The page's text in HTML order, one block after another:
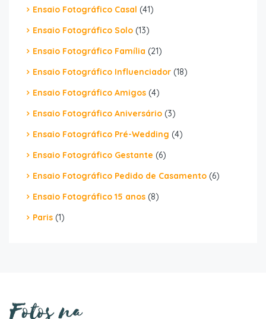
Ensaio Fotográfico Casal (41)
Ensaio Fotográfico Solo (13)
Ensaio Fotográfico Família (21)
Ensaio Fotográfico Influenciador (18)
Ensaio Fotográfico Amigos (4)
Ensaio Fotográfico Aniversário (3)
Ensaio Fotográfico Pré-Wedding (4)
Ensaio Fotográfico Gestante (6)
Ensaio Fotográfico Pedido de Casamento (6)
Ensaio Fotográfico 15 anos (8)
Paris (1)